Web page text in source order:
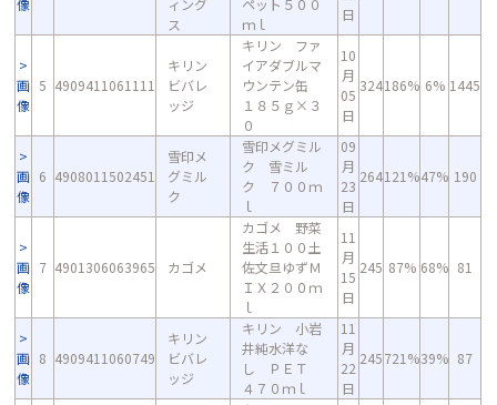
像
ィング
ス
ペット５００
ｍｌ
日
画
像
5 4909411061111
キリン
ビバレ
ッジ
キリン ファ
イアダブルマ
ウンテン缶
１８５ｇ×３
０
10
月
05
日
324186% 6% 1445
画
像
6 4908011502451
雪印メ
グミル
ク
雪印メグミル
ク 雪ミル
ク ７００ｍ
ｌ
09
月
23
日
264121%47% 190
画
像
7 4901306063965 カゴメ
カゴメ 野菜
生活１００土
佐文旦ゆずＭ
ＩＸ２００ｍ
ｌ
11
月
15
日
245 87% 68% 81
画
像
8 4909411060749
キリン
ビバレ
ッジ
キリン 小岩
井純水洋な
し ＰＥＴ
４７０ｍｌ
11
月
22
日
245721%39% 87